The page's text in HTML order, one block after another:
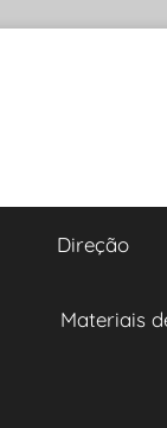
Direção
Materiais